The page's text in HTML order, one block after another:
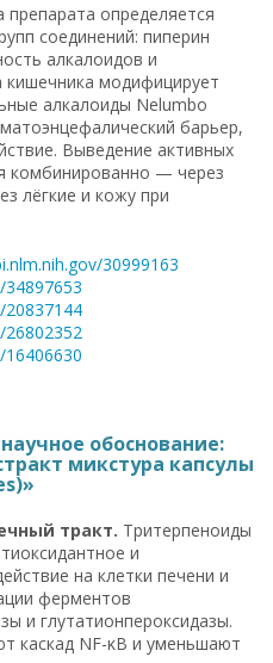
определяется
соединений: пиперин
алкалоидов и
модифицирует
алкалоиды Nelumbo
барьер,
Выведение активных
комбинированно — через
лёгкие и кожу при
30999163
20837144
обоснование:
микстура капсулы
тракт. Тритерпеноиды
и
на клетки печени и
ферментов
и глутатионпероксидазы.
каскад NF-κB и уменьшают